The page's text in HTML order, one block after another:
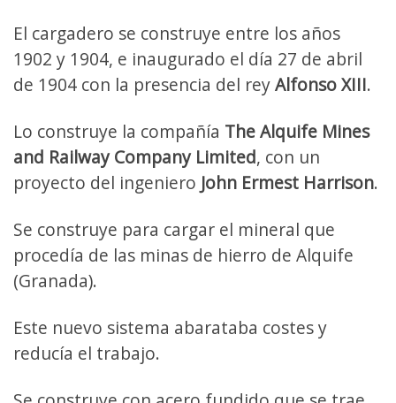
El cargadero se construye entre los años
1902 y 1904, e inaugurado el día 27 de abril
de 1904 con la presencia del reyAlfonso XIII.
Lo construye la compañía The Alquife Mines
and Railway Company Limited, con un
proyecto del ingeniero John Ermest Harrison.
Se construye para cargar el mineral que
procedía de las minas de hierro de Alquife
(Granada).
Este nuevo sistema abarataba costes y
reducía el trabajo.